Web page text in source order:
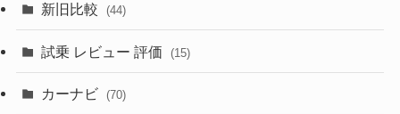
(253)
(50)
(58)
(3)
(1)
(5)
(7)
新旧比較 (44)
試乗 レビュー 評価 (15)
カーナビ (70)